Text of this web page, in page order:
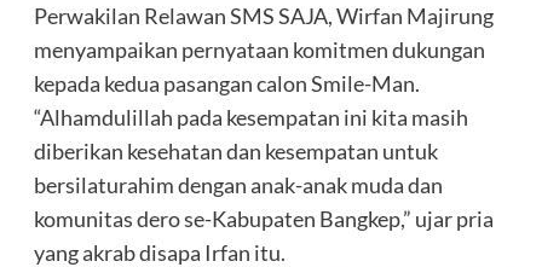
Perwakilan Relawan SMS SAJA, Wirfan Majirung
menyampaikan pernyataan komitmen dukungan
kepada kedua pasangan calon Smile-Man.
“Alhamdulillah pada kesempatan ini kita masih
diberikan kesehatan dan kesempatan untuk
bersilaturahim dengan anak-anak muda dan
komunitas dero se-Kabupaten Bangkep,” ujar pria
yang akrab disapa Irfan itu.